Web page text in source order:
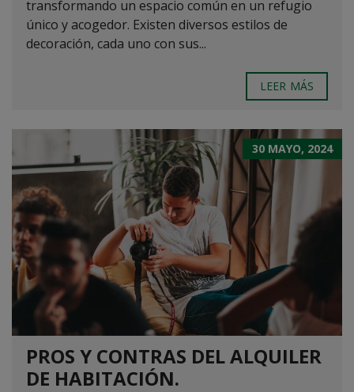
transformando un espacio común en un refugio
único y acogedor. Existen diversos estilos de
decoración, cada uno con sus...
LEER MÁS
30 MAYO, 2024
PROS Y CONTRAS DEL ALQUILER
DE HABITACIÓN.